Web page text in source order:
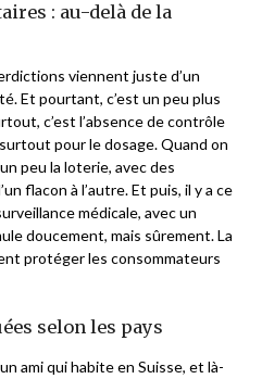
: au-delà de la
viennent juste d’un
Et pourtant, c’est un peu plus
c’est l’absence de contrôle
pour le dosage. Quand on
peu la loterie, avec des
flacon à l’autre. Et puis, il y a ce
médicale, avec un
doucement, mais sûrement. La
protéger les consommateurs
selon les pays
ami qui habite en Suisse, et là-